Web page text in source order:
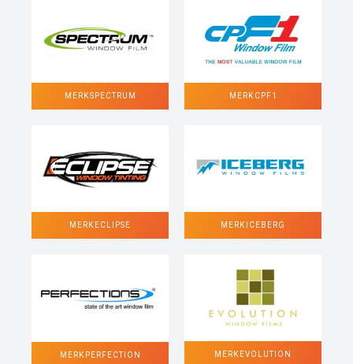
MERK SPECTRUM MERK CPF1
MERK ECLIPSE MERK ICEBERG
MERK PERFECTION MERK EVOLUTION